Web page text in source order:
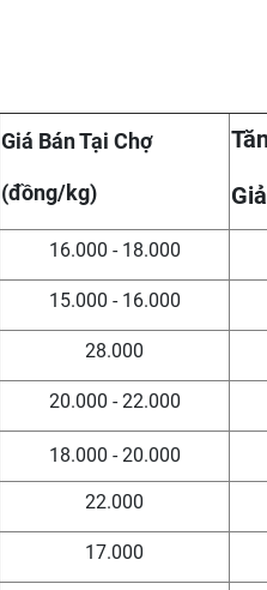
Giá Bán Tại Chợ
(đồng/kg)
16.000 - 18.000
15.000 - 16.000
28.000
20.000 - 22.000
18.000 - 20.000
22.000
17.000